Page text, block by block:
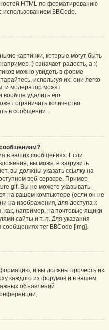
HTML по форматированию
BBCode.
картинки, которые могут быть
:) означает радость, а :(
можно увидеть в форме
используя их: они легко
и модератор может
вообще удалить его.
ограничить количество
в сообщении.
в ваших сообщениях. Если
вы можете загрузить
вы должны указать ссылку на
веб-сервере. Пример
Вы не можете указывать
на вашем компьютере (если он не
на изображения, для доступа к
как, например, на почтовые ящики
сайты и т. п. Для указания
сообщениях тег BBCode [img].
и вы должны прочесть их
каждого из форумов и в вашем
объявлений